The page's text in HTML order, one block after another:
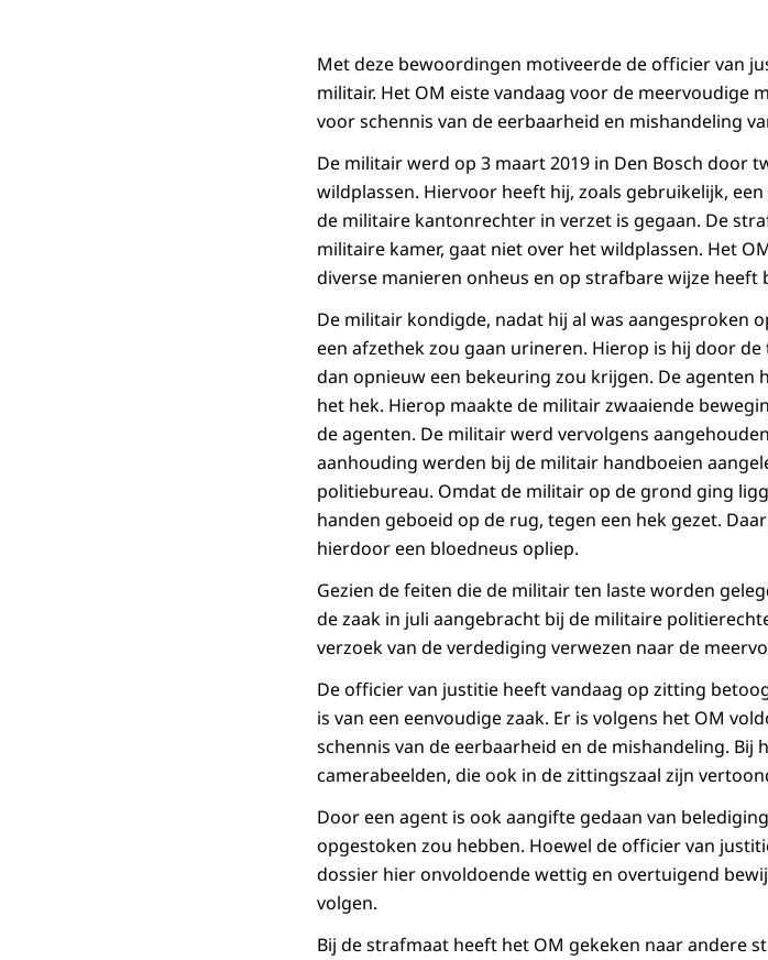
Met deze bewoordingen motiveerde de officier van
militair. Het OM eiste vandaag voor de meervoudige
voor schennis van de eerbaarheid en mishandeling
De militair werd op 3 maart 2019 in Den Bosch door
wildplassen. Hiervoor heeft hij, zoals gebruikelijk,
de militaire kantonrechter in verzet is gegaan. De
militaire kamer, gaat niet over het wildplassen. Het
diverse manieren onheus en op strafbare wijze heeft
De militair kondigde, nadat hij al was aangesproken
een afzethek zou gaan urineren. Hierop is hij door
dan opnieuw een bekeuring zou krijgen. De
het hek. Hierop maakte de militair zwaaiende
de agenten. De militair werd vervolgens
aanhouding werden bij de militair handboeien
politiebureau. Omdat de militair op de grond ging
handen geboeid op de rug, tegen een hek gezet.
hierdoor een bloedneus opliep.
Gezien de feiten die de militair ten laste worden
de zaak in juli aangebracht bij de militaire
verzoek van de verdediging verwezen naar de
De officier van justitie heeft vandaag op zitting
is van een eenvoudige zaak. Er is volgens het OM
schennis van de eerbaarheid en de mishandeling.
camerabeelden, die ook in de zittingszaal zijn
Door een agent is ook aangifte gedaan van
opgestoken zou hebben. Hoewel de officier van
dossier hier onvoldoende wettig en overtuigend
volgen.
Bij de strafmaat heeft het OM gekeken naar andere